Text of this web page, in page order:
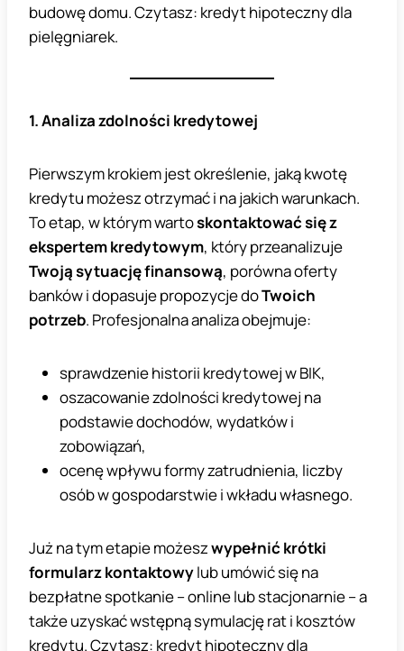
budowę domu. Czytasz: kredyt hipoteczny dla
pielęgniarek.
1. Analiza zdolności kredytowej
Pierwszym krokiem jest określenie, jaką kwotę
kredytu możesz otrzymać i na jakich warunkach.
To etap, w którym wartoskontaktować się z
ekspertem kredytowym, który przeanalizuje
Twoją sytuację finansową, porówna oferty
banków i dopasuje propozycje doTwoich
potrzeb. Profesjonalna analiza obejmuje:
sprawdzenie historii kredytowej w BIK,
oszacowanie zdolności kredytowej na
podstawie dochodów, wydatków i
zobowiązań,
ocenę wpływu formy zatrudnienia, liczby
osób w gospodarstwie i wkładu własnego.
Już na tym etapie możeszwypełnić krótki
formularz kontaktowylub umówić się na
bezpłatne spotkanie – online lub stacjonarnie – a
także uzyskać wstępną symulację rat i kosztów
kredytu. Czytasz: kredyt hipoteczny dla